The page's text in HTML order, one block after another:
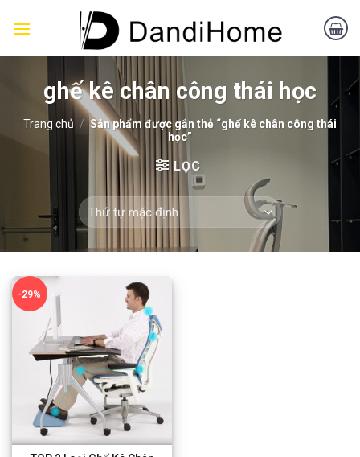
ghế kê chân công thái học
Trang chủ / Sản phẩm được gắn thẻ “ghế kê chân công thái
học”
LỌC
-29%